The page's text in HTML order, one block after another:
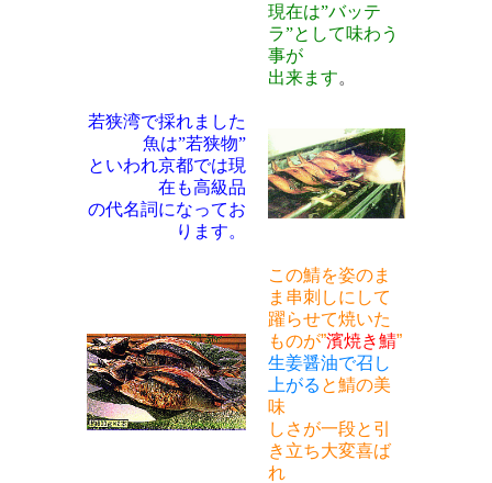
現在は”バッテ
ラ”として味わう
事が
出来ます。
若狭湾で採れました
魚は”若狭物”
といわれ京都では現
在も高級品
の代名詞になってお
ります。
この鯖を姿のま
ま串刺しにして
躍らせて焼いた
ものが”濱焼き鯖”
生姜醤油で召し
上がる と鯖の美
味
しさが一段と引
き立ち大変喜ば
れ